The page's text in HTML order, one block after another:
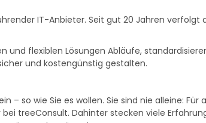
IT-Anbieter. Seit gut 20 Jahren verfolgt
flexiblen Lösungen Abläufe,
und kostengünstig gestalten.
– so wie Sie es wollen. Sie sind nie alleine:
treeConsult. Dahinter stecken viele